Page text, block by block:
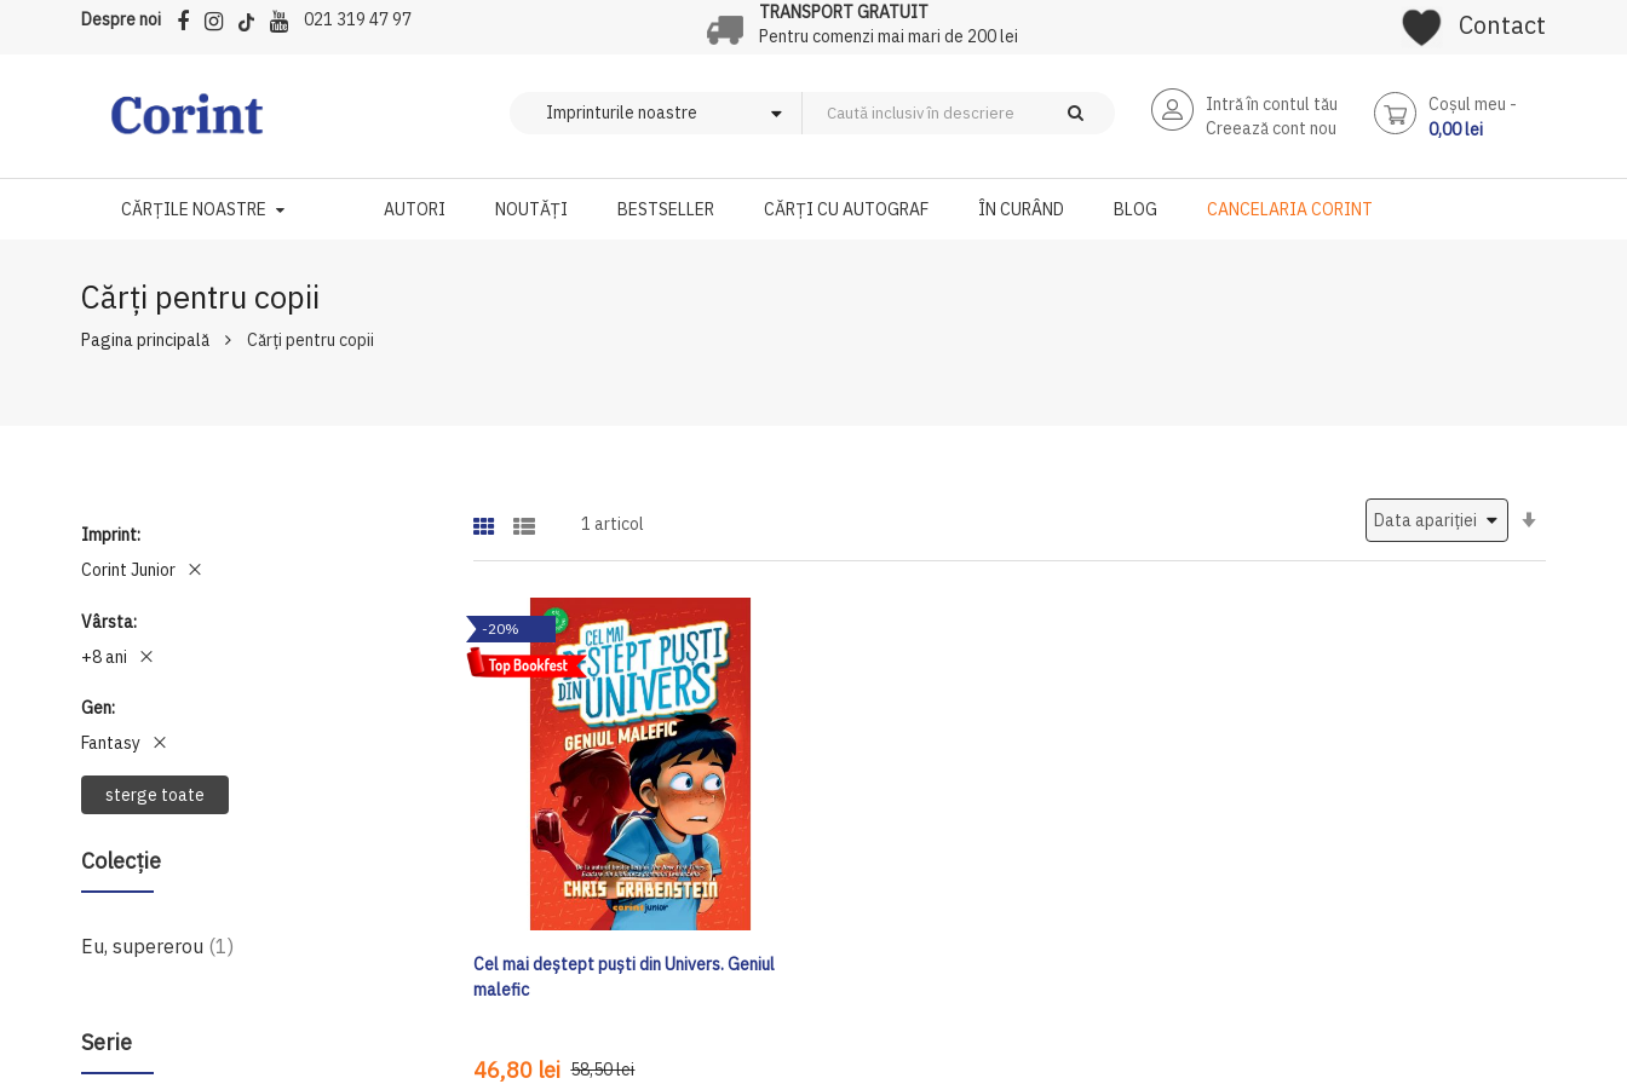
Despre noi 021 319 47 97
TRANSPORT GRATUIT
Pentru comenzi mai mari de 200 lei
Contact
Intră în contul tău
Creează cont nou
Coşul meu
0,00 lei
CĂRȚILE NOASTRE AUTORI NOUTĂȚI BESTSELLER CĂRȚI CU AUTOGRAF ÎN CURÂND BLOG CANCELARIA CORINT
Cărți pentru copii
Pagina principală Cărți pentru copii
Imprint
Corint Junior
Vârsta
+8 ani
Gen
Fantasy
sterge toate
Colecție
Eu, supererou 1produs
Serie
1 articol
-20%
Cel mai deștept puști din Univers. Geniul
malefic
46,80 lei 58,50 lei